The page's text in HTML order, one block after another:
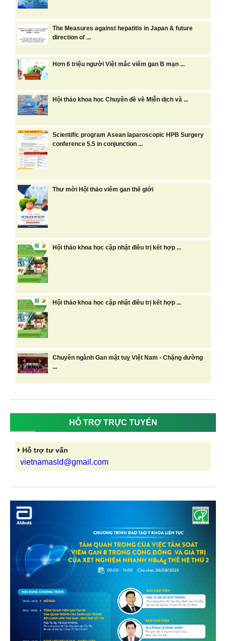
The Measures against hepatitis in Japan & future
direction of ...
Hơn 6 triệu người Việt mắc viêm gan B mạn ...
Hội thảo khoa học Chuyên đề về Miễn dịch và ...
Scientific program Asean laparoscopic HPB Surgery
conference 5.5 in conjunction ...
Thư mời Hội thảo viêm gan thế giới
Hội thảo khoa học cập nhật điều trị kết hợp ...
Hội thảo khoa học cập nhật điều trị kết hợp ...
Chuyên ngành Gan mật tuỵ Việt Nam - Chặng đường
HỖ TRỢ TRỰC TUYẾN
Hỗ trợ tư vấn
vietnamasld@gmail.com